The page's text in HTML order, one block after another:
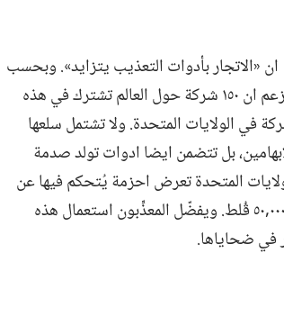
ان «الاتجار بأدوات التعذيب يتزايد».‏ وبحسب
«منظمة العفو الدولية» التي تُعنى بحقوق الانسان،‏ يُزعم ان ١٥٠ شركة حول العالم تشترك في هذه
المريعة،‏ بما فيها ٣٠ شركة في المانيا و ٩٧ شركة في الولايات المتحدة.‏ ولا تشتمل سلعها
بل تتضمن ايضا ادوات تولد صدمة
المتحدة تعرض احزمة يُتحكم فيها عن
بُعد تصعق جسم الضحية بشحنة كهربائية تصل الى ٠٠٠‏,٥٠ ڤُلط.‏ ويفضّل المعذِّبون استعمال هذه
في ضحاياها.‏